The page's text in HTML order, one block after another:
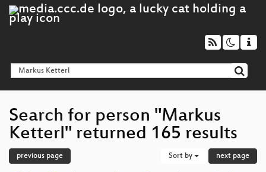
Search for person "Markus
Ketterl" returned 165 results
previous page Sort by next page